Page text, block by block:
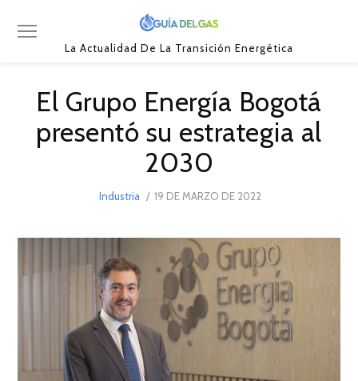
La Actualidad De La Transición Energética
El Grupo Energía Bogotá
presentó su estrategia al
2030
Industria
POSTED
19 DE MARZO DE 2022
DE
2022